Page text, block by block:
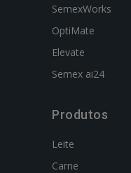
SemexWorks
OptiMate
Elevate
Semex ai24
Produtos
Leite
Carne